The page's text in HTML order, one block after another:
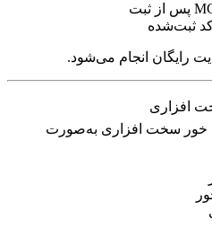
ثبت‌شده
خور سخت افزاری به‌صورت